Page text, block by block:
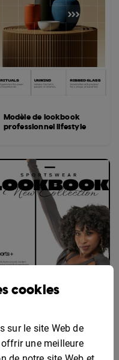
Modèle de lookbook
professionnel lifestyle
Lookbook De Vêtements
De Sport
cookies
sur le site Web de
une meilleure